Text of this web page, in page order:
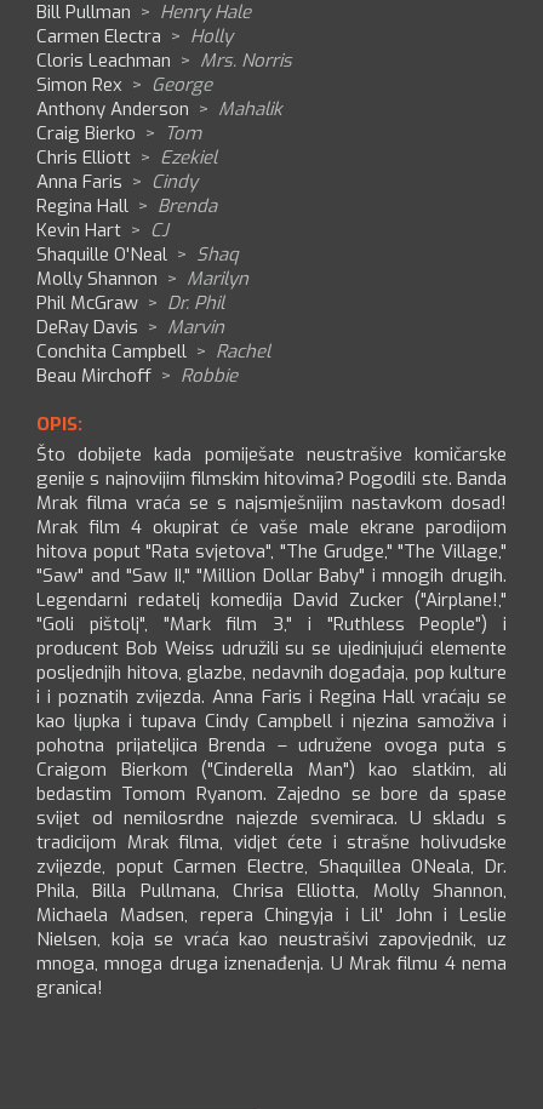
Bill Pullman > Henry Hale
Carmen Electra > Holly
Cloris Leachman > Mrs. Norris
Simon Rex > George
Anthony Anderson > Mahalik
Craig Bierko > Tom
Chris Elliott > Ezekiel
Anna Faris > Cindy
Regina Hall > Brenda
Kevin Hart > CJ
Shaquille O'Neal > Shaq
Molly Shannon > Marilyn
Phil McGraw > Dr. Phil
DeRay Davis > Marvin
Conchita Campbell > Rachel
Beau Mirchoff > Robbie
OPIS:
Što dobijete kada pomiješate neustrašive komičarske
genije s najnovijim filmskim hitovima? Pogodili ste. Banda
Mrak filma vraća se s najsmješnijim nastavkom dosad!
Mrak film 4 okupirat će vaše male ekrane parodijom
hitova poput "Rata svjetova", "The Grudge," "The Village,"
"Saw" and "Saw II," "Million Dollar Baby" i mnogih drugih.
Legendarni redatelj komedija David Zucker ("Airplane!,"
"Goli pištolj", "Mark film 3," i "Ruthless People") i
producent Bob Weiss udružili su se ujedinjujući elemente
posljednjih hitova, glazbe, nedavnih događaja, pop kulture
i i poznatih zvijezda. Anna Faris i Regina Hall vraćaju se
kao ljupka i tupava Cindy Campbell i njezina samoživa i
pohotna prijateljica Brenda – udružene ovoga puta s
Craigom Bierkom ("Cinderella Man") kao slatkim, ali
bedastim Tomom Ryanom. Zajedno se bore da spase
svijet od nemilosrdne najezde svemiraca. U skladu s
tradicijom Mrak filma, vidjet ćete i strašne holivudske
zvijezde, poput Carmen Electre, Shaquillea ONeala, Dr.
Phila, Billa Pullmana, Chrisa Elliotta, Molly Shannon,
Michaela Madsen, repera Chingyja i Lil' John i Leslie
Nielsen, koja se vraća kao neustrašivi zapovjednik, uz
mnoga, mnoga druga iznenađenja. U Mrak filmu 4 nema
granica!